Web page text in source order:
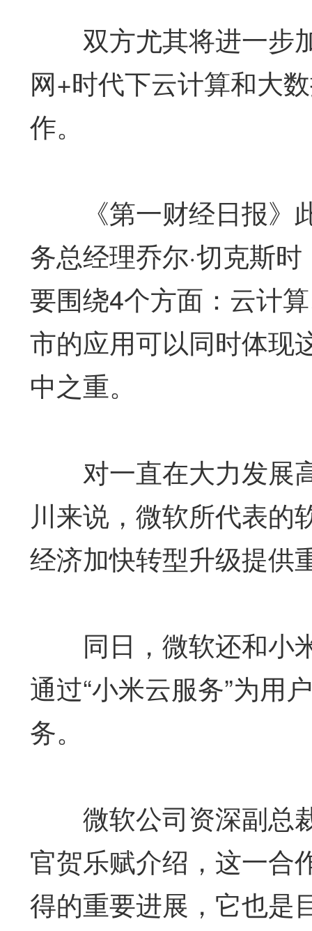
双方尤其将进一步
网+时代下云计算和大
作。
《第一财经日报》
务总经理乔尔·切克斯
要围绕4个方面：云计
市的应用可以同时体现
中之重。
对一直在大力发展
川来说，微软所代表的
经济加快转型升级提供
同日，微软还和小
通过“小米云服务”为用
务。
微软公司资深副总
官贺乐赋介绍，这一合
得的重要进展，它也是